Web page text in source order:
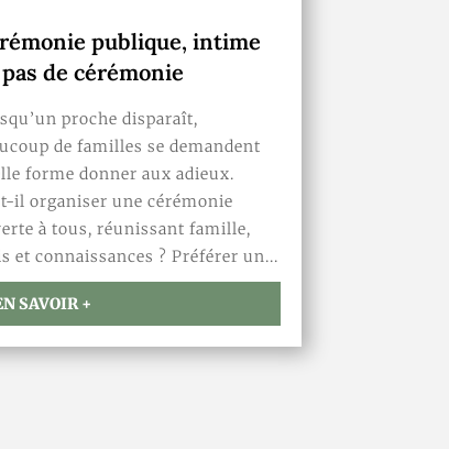
publique, intime
de cérémonie
proche disparaît,
de familles se demandent
forme donner aux adieux.
il organiser une cérémonie
à tous, réunissant famille,
et connaissances ? Préférer un...